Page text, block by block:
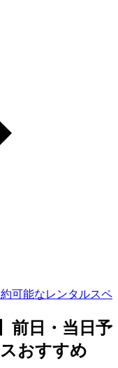
可能なレンタルスペ
前日・当日予
おすすめ